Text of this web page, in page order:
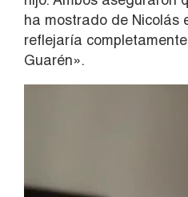
ha mostrado de Nicolás
reflejaría
Guarén».